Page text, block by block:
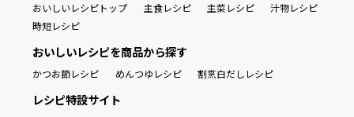
おいしいレシピトップ 主食レシピ 主菜レシピ
汁物レシピ
時短レシピ
おいしいレシピを商品から探す
かつお節レシピ めんつゆレシピ 割烹白だしレシピ
レシピ特設サイト